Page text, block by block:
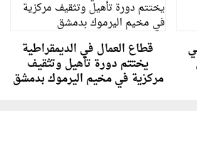
قطاع العمال في الديمقراطية
يختتم دورة تأهيل وتثقيف
مركزية في مخيم اليرموك بدمشق